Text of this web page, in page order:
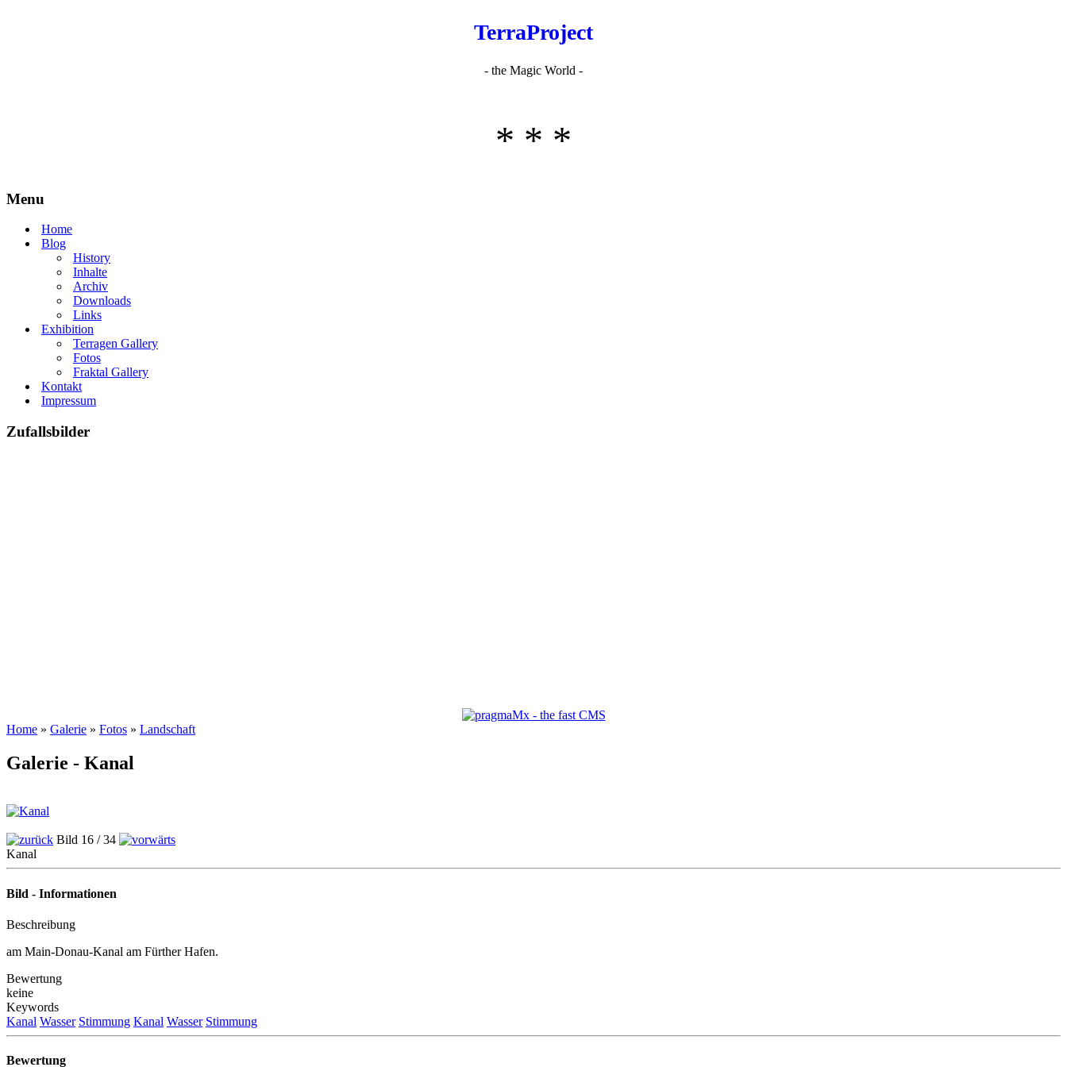
TerraProject
- the Magic World -
* * *
Menu
Home
Blog
History
Inhalte
Archiv
Downloads
Links
Exhibition
Terragen Gallery
Fotos
Fraktal Gallery
Kontakt
Impressum
Zufallsbilder
Home » Galerie » Fotos » Landschaft
Galerie - Kanal
Bild 16 / 34
Kanal
Bild - Informationen
Beschreibung
am Main-Donau-Kanal am Fürther Hafen.
Bewertung
keine
Keywords
Kanal Wasser Stimmung Kanal Wasser Stimmung
Bewertung